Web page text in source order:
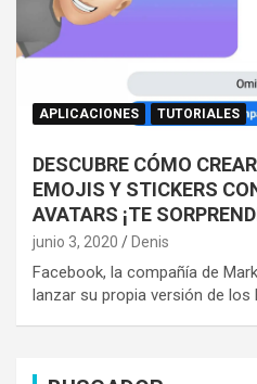
APLICACIONES TUTORIALES
DESCUBRE CÓMO
EMOJIS Y STICKERS
AVATARS ¡TE
junio 3, 2020 Denis
Facebook, la compañía de
lanzar su propia versión de los